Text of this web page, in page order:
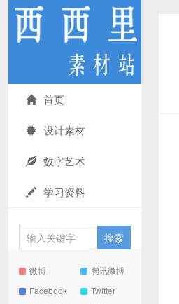
首页
设计素材
数字艺术
学习资料
微博
腾讯微博
Facebook
Twitter